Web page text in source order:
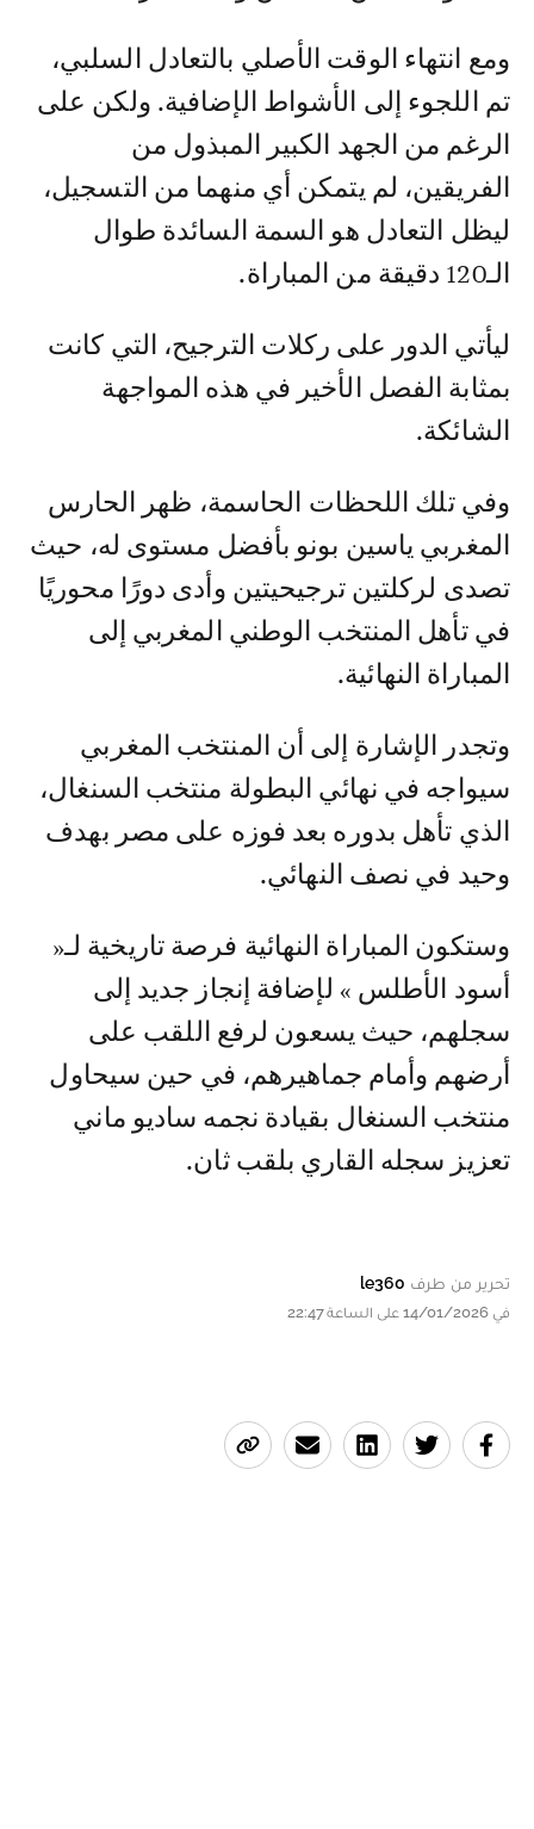
ومع انتهاء الوقت الأصلي بالتعادل السلبي،
تم اللجوء إلى الأشواط الإضافية. ولكن على
الرغم من الجهد الكبير المبذول من
الفريقين، لم يتمكن أي منهما من التسجيل،
ليظل التعادل هو السمة السائدة طوال
الـ120 دقيقة من المباراة.
ليأتي الدور على ركلات الترجيح، التي كانت
بمثابة الفصل الأخير في هذه المواجهة
الشائكة.
وفي تلك اللحظات الحاسمة، ظهر الحارس
المغربي ياسين بونو بأفضل مستوى له، حيث
تصدى لركلتين ترجيحيتين وأدى دورًا محوريًا
في تأهل المنتخب الوطني المغربي إلى
المباراة النهائية.
وتجدر الإشارة إلى أن المنتخب المغربي
سيواجه في نهائي البطولة منتخب السنغال،
الذي تأهل بدوره بعد فوزه على مصر بهدف
وحيد في نصف النهائي.
وستكون المباراة النهائية فرصة تاريخية لـ«
أسود الأطلس » لإضافة إنجاز جديد إلى
سجلهم، حيث يسعون لرفع اللقب على
أرضهم وأمام جماهيرهم، في حين سيحاول
منتخب السنغال بقيادة نجمه ساديو ماني
تعزيز سجله القاري بلقب ثان.
تحرير من طرف le360
في 14/01/2026 على الساعة 22:47